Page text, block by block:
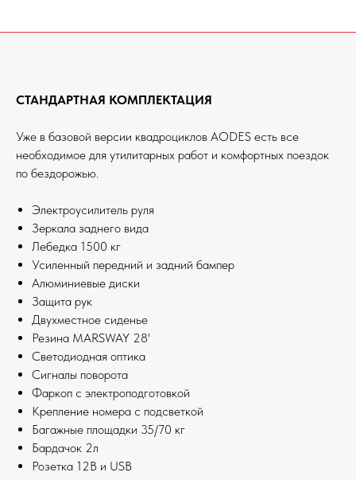
СТАНДАРТНАЯ КОМПЛЕКТАЦИЯ
Уже в базовой версии квадроциклов AODES есть все
необходимое для утилитарных работ и комфортных поездок
по бездорожью.
Электроусилитель руля
Зеркала заднего вида
Лебедка 1500 кг
Усиленный передний и задний бампер
Алюминиевые диски
Защита рук
Двухместное сиденье
Резина MARSWAY 28'
Светодиодная оптика
Сигналы поворота
Фаркоп с электроподготовкой
Крепление номера с подсветкой
Багажные площадки 35/70 кг
Бардачок 2л
Розетка 12В и USB